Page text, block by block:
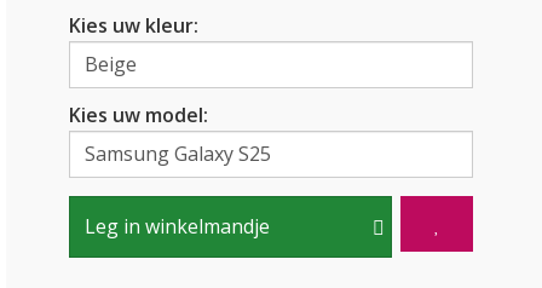
Kies uw kleur:
Kies uw model:
Leg in winkelmandje